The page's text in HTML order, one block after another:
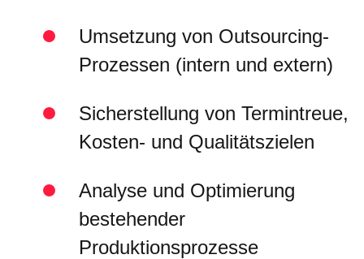
Umsetzung von Outsourcing-
Prozessen (intern und extern)
Sicherstellung von Termintreue,
Kosten- und Qualitätszielen
Analyse und Optimierung
bestehender
Produktionsprozesse